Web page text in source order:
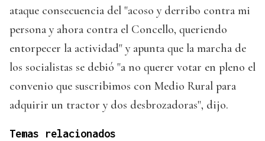
ataque consecuencia del "acoso y derribo contra mi
persona y ahora contra el Concello, queriendo
entorpecer la actividad" y apunta que la marcha de
los socialistas se debió "a no querer votar en pleno el
convenio que suscribimos con Medio Rural para
adquirir un tractor y dos desbrozadoras", dijo.
Temas relacionados